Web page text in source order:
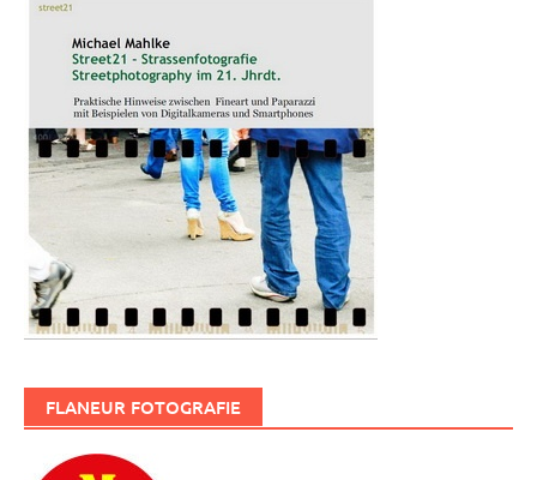
FLANEUR FOTOGRAFIE